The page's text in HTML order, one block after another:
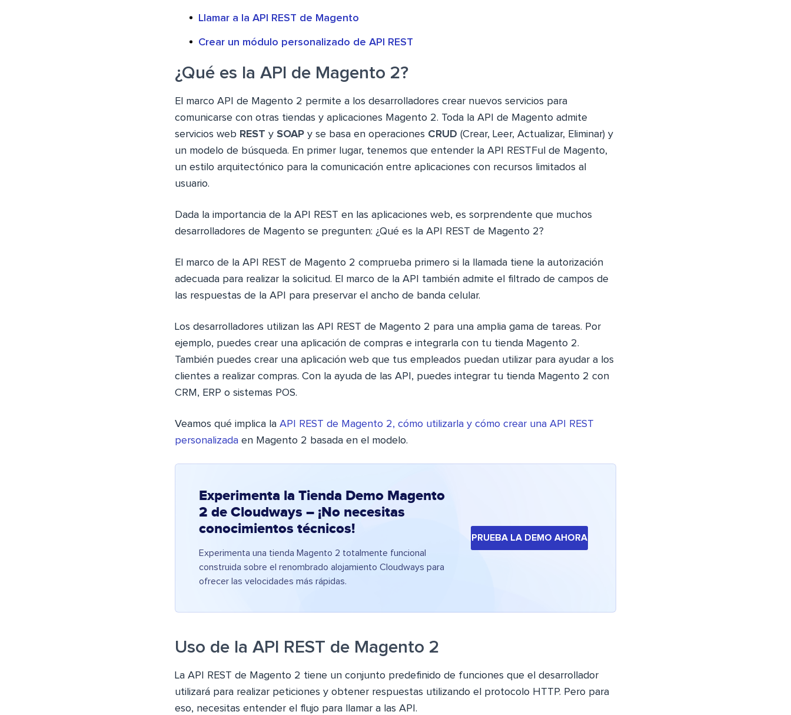
Llamar a la API REST de Magento
Crear un módulo personalizado de API REST
¿Qué es la API de Magento 2?
El marco API de Magento 2 permite a los desarrolladores crear nuevos servicios para
comunicarse con otras tiendas y aplicaciones Magento 2. Toda la API de Magento admite
servicios web REST y SOAP y se basa en operaciones CRUD (Crear, Leer, Actualizar, Eliminar) y
un modelo de búsqueda. En primer lugar, tenemos que entender la API RESTFul de Magento,
un estilo arquitectónico para la comunicación entre aplicaciones con recursos limitados al
usuario.
Dada la importancia de la API REST en las aplicaciones web, es sorprendente que muchos
desarrolladores de Magento se pregunten: ¿Qué es la API REST de Magento 2?
El marco de la API REST de Magento 2 comprueba primero si la llamada tiene la autorización
adecuada para realizar la solicitud. El marco de la API también admite el filtrado de campos de
las respuestas de la API para preservar el ancho de banda celular.
Los desarrolladores utilizan las API REST de Magento 2 para una amplia gama de tareas. Por
ejemplo, puedes crear una aplicación de compras e integrarla con tu tienda Magento 2.
También puedes crear una aplicación web que tus empleados puedan utilizar para ayudar a los
clientes a realizar compras. Con la ayuda de las API, puedes integrar tu tienda Magento 2 con
CRM, ERP o sistemas POS.
Veamos qué implica la API REST de Magento 2, cómo utilizarla y cómo crear una API REST
personalizada en Magento 2 basada en el modelo.
Experimenta la Tienda Demo Magento
2 de Cloudways – ¡No necesitas
conocimientos técnicos!
Experimenta una tienda Magento 2 totalmente funcional
construida sobre el renombrado alojamiento Cloudways para
ofrecer las velocidades más rápidas.
PRUEBA LA DEMO AHORA
Uso de la API REST de Magento 2
La API REST de Magento 2 tiene un conjunto predefinido de funciones que el desarrollador
utilizará para realizar peticiones y obtener respuestas utilizando el protocolo HTTP. Pero para
eso, necesitas entender el flujo para llamar a las API.